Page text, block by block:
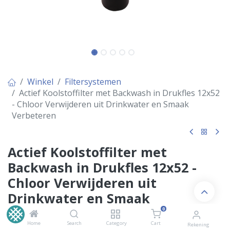
Home Search Category
0
Cart Rekening
Winkel
Filtersystemen
Actief Koolstoffilter met Backwash in Drukfles 12x52
- Chloor Verwijderen uit Drinkwater en Smaak
Verbeteren
Actief Koolstoffilter met
Backwash in Drukfles 12x52 -
Chloor Verwijderen uit
Drinkwater en Smaak
Verbeteren